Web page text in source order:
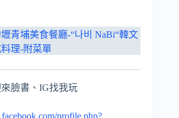
青埔美食餐廳-“나비 NaBi“韓文
理-附菜單
臉書、IG找我玩
profile.php?